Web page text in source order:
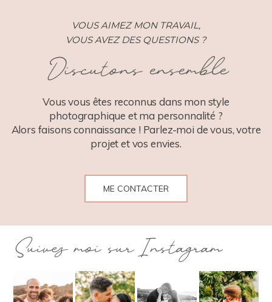
POST COMMENT
VOUS AIMEZ MON TRAVAIL,
VOUS AVEZ DES QUESTIONS ?
Discutons ensemble
Vous vous êtes reconnus dans mon style
photographique et ma personnalité ?
Alors faisons connaissance ! Parlez-moi de vous, votre
projet et vos envies.
ME CONTACTER
Suivez moi sur Instagram